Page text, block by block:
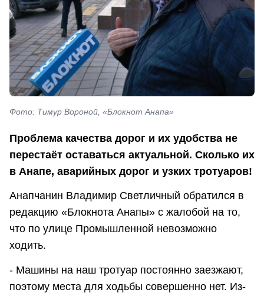
Фото: Тимур Вороной, «Блокнот Анапа»
Проблема качества дорог и их удобства не
перестаёт оставаться актуальной. Сколько их
в Анапе, аварийных дорог и узких тротуаров!
Анапчанин Владимир Светличный обратился в
редакцию «Блокнота Анапы» с жалобой на то,
что по улице Промышленной невозможно
ходить.
- Машины на наш тротуар постоянно заезжают,
поэтому места для ходьбы совершенно нет. Из-